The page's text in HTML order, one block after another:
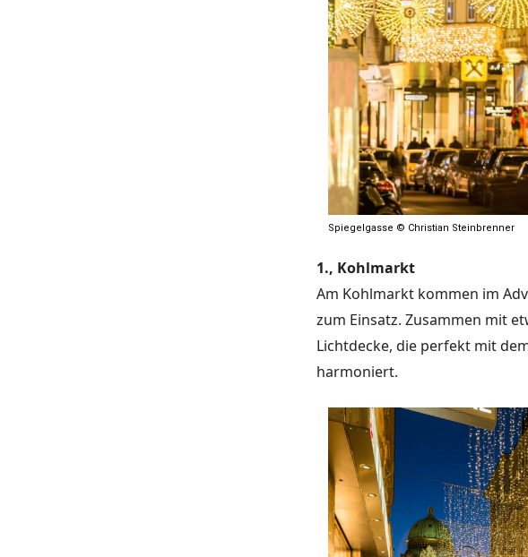
Spiegelgasse © Christian Steinbrenner
1., Kohlmarkt
Am Kohlmarkt kommen im
zum Einsatz. Zusammen mit
Lichtdecke, die perfekt mit
harmoniert.